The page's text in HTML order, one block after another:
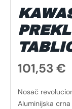
101,53 €
Nosač
Aluminijska